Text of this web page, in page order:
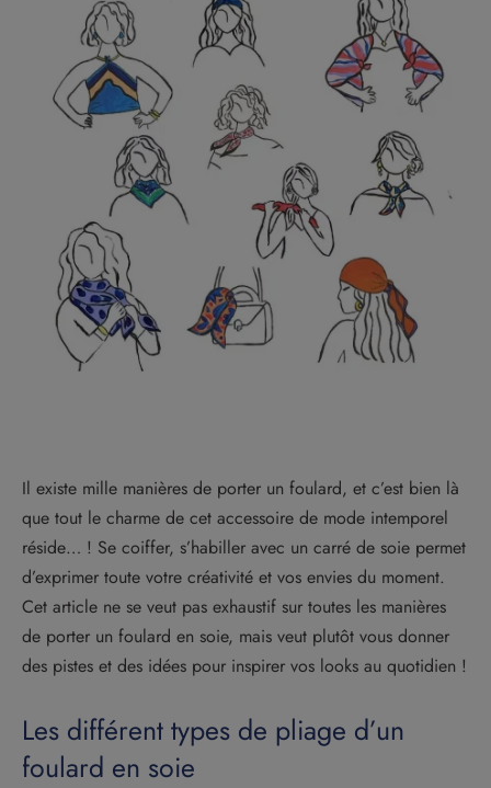
Il existe mille manières de porter un foulard, et c’est bien là
que tout le charme de cet accessoire de mode intemporel
réside… ! Se coiffer, s’habiller avec un carré de soie permet
d’exprimer toute votre créativité et vos envies du moment.
Cet article ne se veut pas exhaustif sur toutes les manières
de porter un foulard en soie, mais veut plutôt vous donner
des pistes et des idées pour inspirer vos looks au quotidien !
Les différent types de pliage d’un
foulard en soie